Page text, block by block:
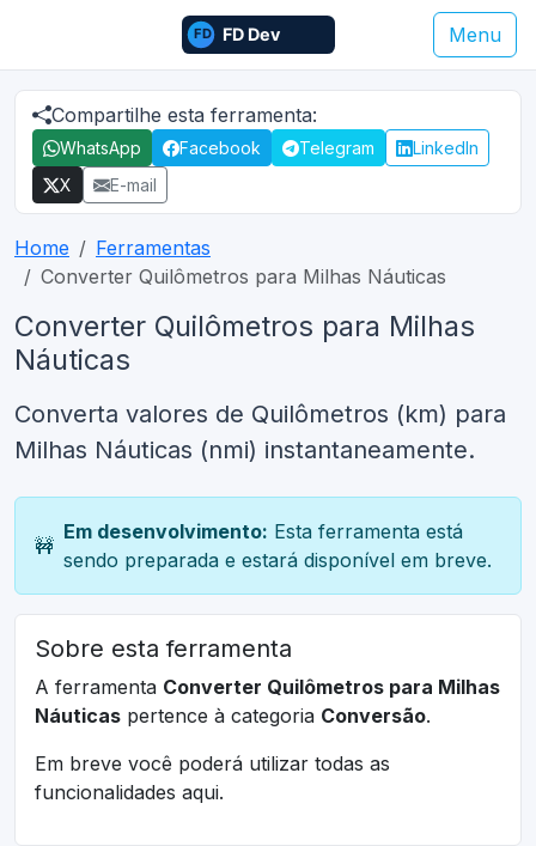
Menu
Compartilhe esta ferramenta:
WhatsApp Facebook Telegram
LinkedIn
X
E-mail
Home
Ferramentas
Converter Quilômetros para Milhas Náuticas
Converter Quilômetros para Milhas
Náuticas
Converta valores de Quilômetros (km) para
Milhas Náuticas (nmi) instantaneamente.
🚧
Em desenvolvimento: Esta ferramenta está
sendo preparada e estará disponível em breve.
Sobre esta ferramenta
A ferramenta Converter Quilômetros para Milhas
Náuticas pertence à categoria Conversão.
Em breve você poderá utilizar todas as
funcionalidades aqui.